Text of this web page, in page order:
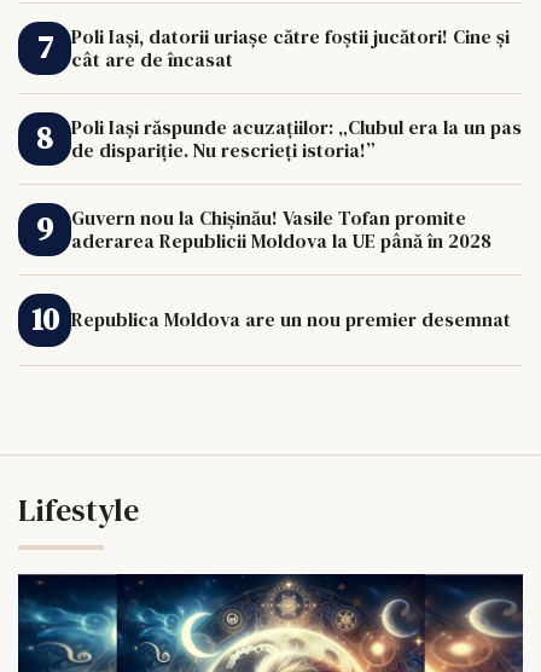
Poli Iași, datorii uriașe către foștii jucători! Cine și
cât are de încasat
Poli Iași răspunde acuzațiilor: „Clubul era la un pas
de dispariție. Nu rescrieți istoria!”
Guvern nou la Chișinău! Vasile Tofan promite
aderarea Republicii Moldova la UE până în 2028
Republica Moldova are un nou premier desemnat
Lifestyle